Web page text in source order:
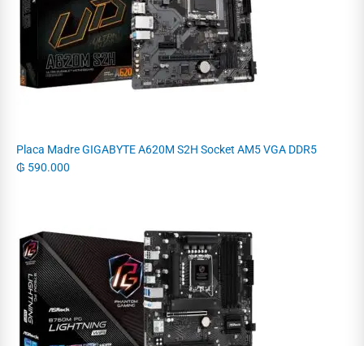
Placa Madre GIGABYTE A620M S2H Socket AM5 VGA DDR5
₲ 590.000